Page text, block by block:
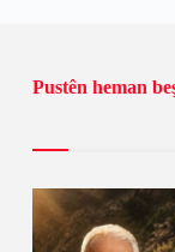
Pustên heman